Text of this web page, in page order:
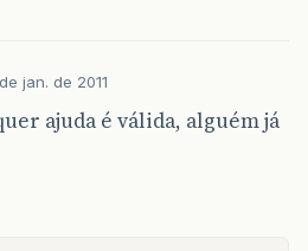
jan. de 2011
ajuda é válida, alguém já